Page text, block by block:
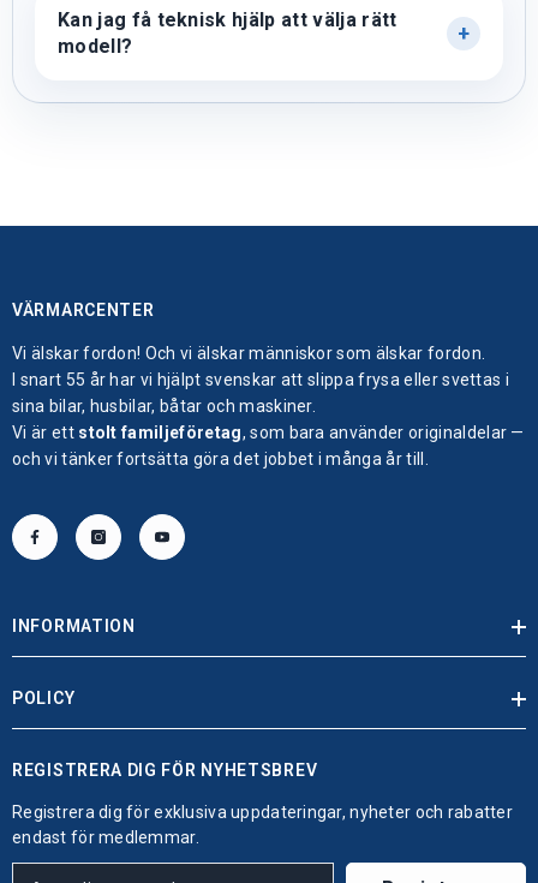
Kan jag få teknisk hjälp att välja rätt
modell?
VÄRMARCENTER
Vi älskar fordon! Och vi älskar människor som älskar fordon.
I snart 55 år har vi hjälpt svenskar att slippa frysa eller svettas i
sina bilar, husbilar, båtar och maskiner.
Vi är ett stolt familjeföretag, som bara använder originaldelar —
och vi tänker fortsätta göra det jobbet i många år till.
INFORMATION
POLICY
REGISTRERA DIG FÖR NYHETSBREV
Registrera dig för exklusiva uppdateringar, nyheter och rabatter
endast för medlemmar.